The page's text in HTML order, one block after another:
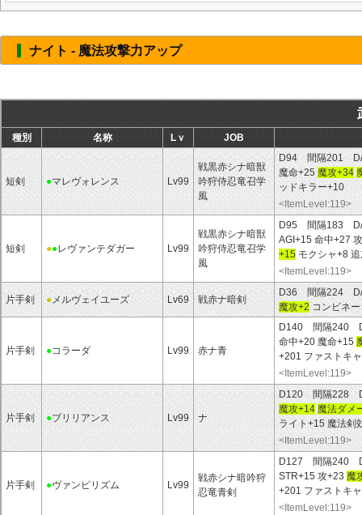
ナイト - 魔法攻撃力アップ
種別 名称 Lｖ JOB
短剣 ●マレヴォレンス Lv99
戦黒赤シナ暗獣
吟狩侍忍竜召学
風
D94 間隔201
魔命+25 魔攻+34
ッドキラー+10
<ItemLevel:119>
短剣 ●●レヴァンテダガー Lv99
戦黒赤シナ暗獣
吟狩侍忍竜召学
風
D95 間隔183
AGI+15 命中+27
+15 モクシャ+8
<ItemLevel:119>
片手剣 ●メルヴェイユーズ Lv69 戦赤ナ暗剣
D36 間隔224
魔攻+2 コンビネ
片手剣 ●コラーダ Lv99 赤ナ青
D140 間隔240
命中+20 魔命+15
+201 ファストキ
<ItemLevel:119>
片手剣 ●ブリリアンス Lv99 ナ
D120 間隔228
魔攻+14 魔法ダメ
ライト+15 魔法剣
<ItemLevel:119>
片手剣 ●ヴァンピリズム Lv99
戦赤シナ暗吟狩
忍竜青剣
D127 間隔240
STR+15 攻+23 魔
+201 ファストキ
<ItemLevel:119>